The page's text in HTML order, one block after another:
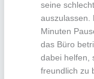
seine
auszulassen.
Minuten
das Büro
dabei helfen,
freundlich zu